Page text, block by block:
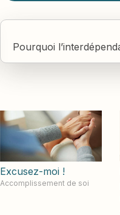
Excusez-moi !
Accomplissement de soi